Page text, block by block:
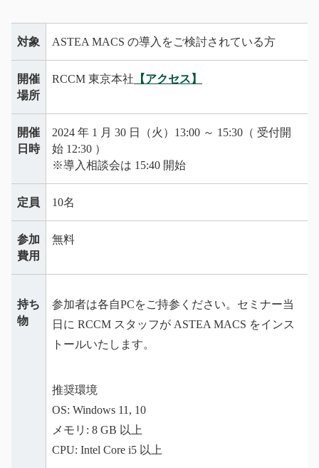
対象 ASTEA MACS の導入をご検討されている方
開催
場所
RCCM 東京本社 【アクセス】
開催
日時
2024 年 1 月 30 日（火）13:00 ～ 15:30（ 受付開
始 12:30 ）
※導入相談会は 15:40 開始
定員 10名
参加
費用
無料
持ち
物
参加者は各自PCをご持参ください。セミナー当
日に RCCM スタッフが ASTEA MACS をインス
トールいたします。
推奨環境
OS: Windows 11, 10
メモリ: 8 GB 以上
CPU: Intel Core i5 以上